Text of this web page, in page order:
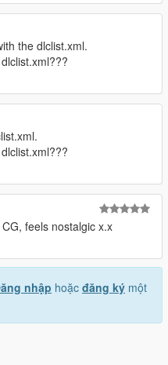
the dlclist.xml.
feels nostalgic x.x
nhập hoặc đăng ký một